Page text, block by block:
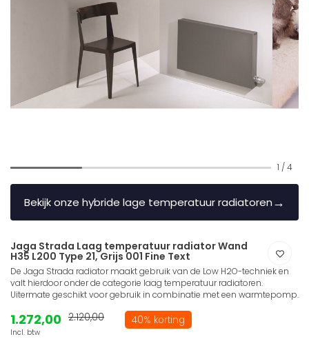
1 / 4
Bekijk onze hybride lage temperatuur radiatoren→
Jaga Strada Laag temperatuur radiator Wand
H35 L200 Type 21, Grijs 001 Fine Text
De Jaga Strada radiator maakt gebruik van de Low H2O-techniek en
valt hierdoor onder de categorie laag temperatuur radiatoren.
Uitermate geschikt voor gebruik in combinatie met een warmtepomp.
1.272,00
Incl. btw
2.120,00 40% korting